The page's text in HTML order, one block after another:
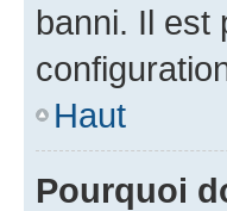
banni. Il est
Haut
Pourquoi